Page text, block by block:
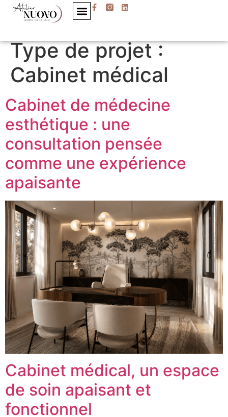
Type de projet :
Cabinet médical
Cabinet de médecine
esthétique : une
consultation pensée
comme une expérience
apaisante
Cabinet médical, un espace
de soin apaisant et
fonctionnel